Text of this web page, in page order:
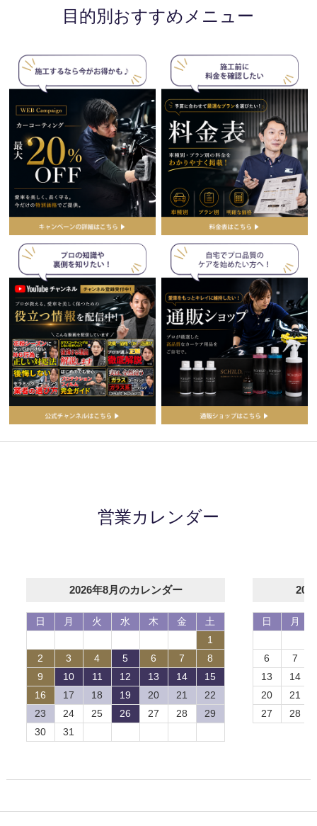
目的別おすすめメニュー
営業カレンダー
2026年8月のカレンダー
日 月 火 水 木 金
土
1
2
3 4 5 6 7
8
9
10 11 12 13 14
15
16
17 18 19 20 21
22
23
24 25 26 27 28
29
30
31
日 月
6
7
13
14
20
21
27
28